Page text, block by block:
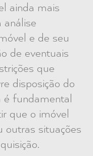
ainda mais
análise
e de seu
de eventuais
que
disposição do
é fundamental
que o imóvel
outras situações